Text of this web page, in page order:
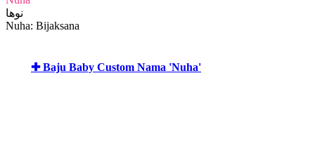
نوها
Nuha: Bijaksana
✚ Baju Baby Custom Nama 'Nuha'